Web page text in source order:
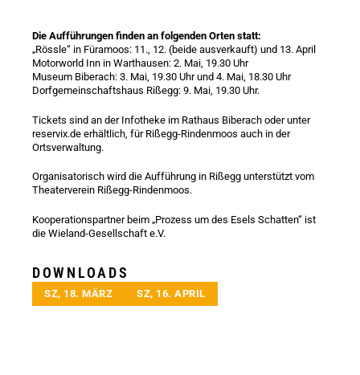
Die Aufführungen finden an folgenden Orten statt:
„Rössle“ in Füramoos: 11., 12. (beide ausverkauft) und 13. April
Motorworld Inn in Warthausen: 2. Mai, 19.30 Uhr
Museum Biberach: 3. Mai, 19.30 Uhr und 4. Mai, 18.30 Uhr
Dorfgemeinschaftshaus Rißegg: 9. Mai, 19.30 Uhr.
Tickets sind an der Infotheke im Rathaus Biberach oder unter
reservix.de erhältlich, für Rißegg-Rindenmoos auch in der
Ortsverwaltung.
Organisatorisch wird die Aufführung in Rißegg unterstützt vom
Theaterverein Rißegg-Rindenmoos.
Kooperationspartner beim „Prozess um des Esels Schatten“ ist
die Wieland-Gesellschaft e.V.
DOWNLOADS
SZ, 18. MÄRZ SZ, 16. APRIL